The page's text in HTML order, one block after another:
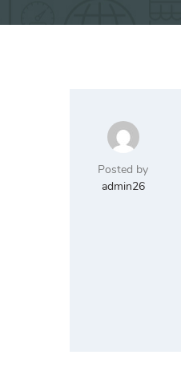
Posted by
admin26